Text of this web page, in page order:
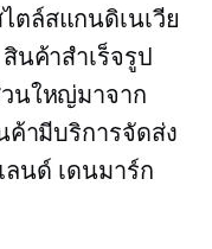
ล์สแกนดิเนเวีย
นค้าสำเร็จรูป
นใหญ่มาจาก
ค้ามีบริการจัดส่ง
นด์ เดนมาร์ก